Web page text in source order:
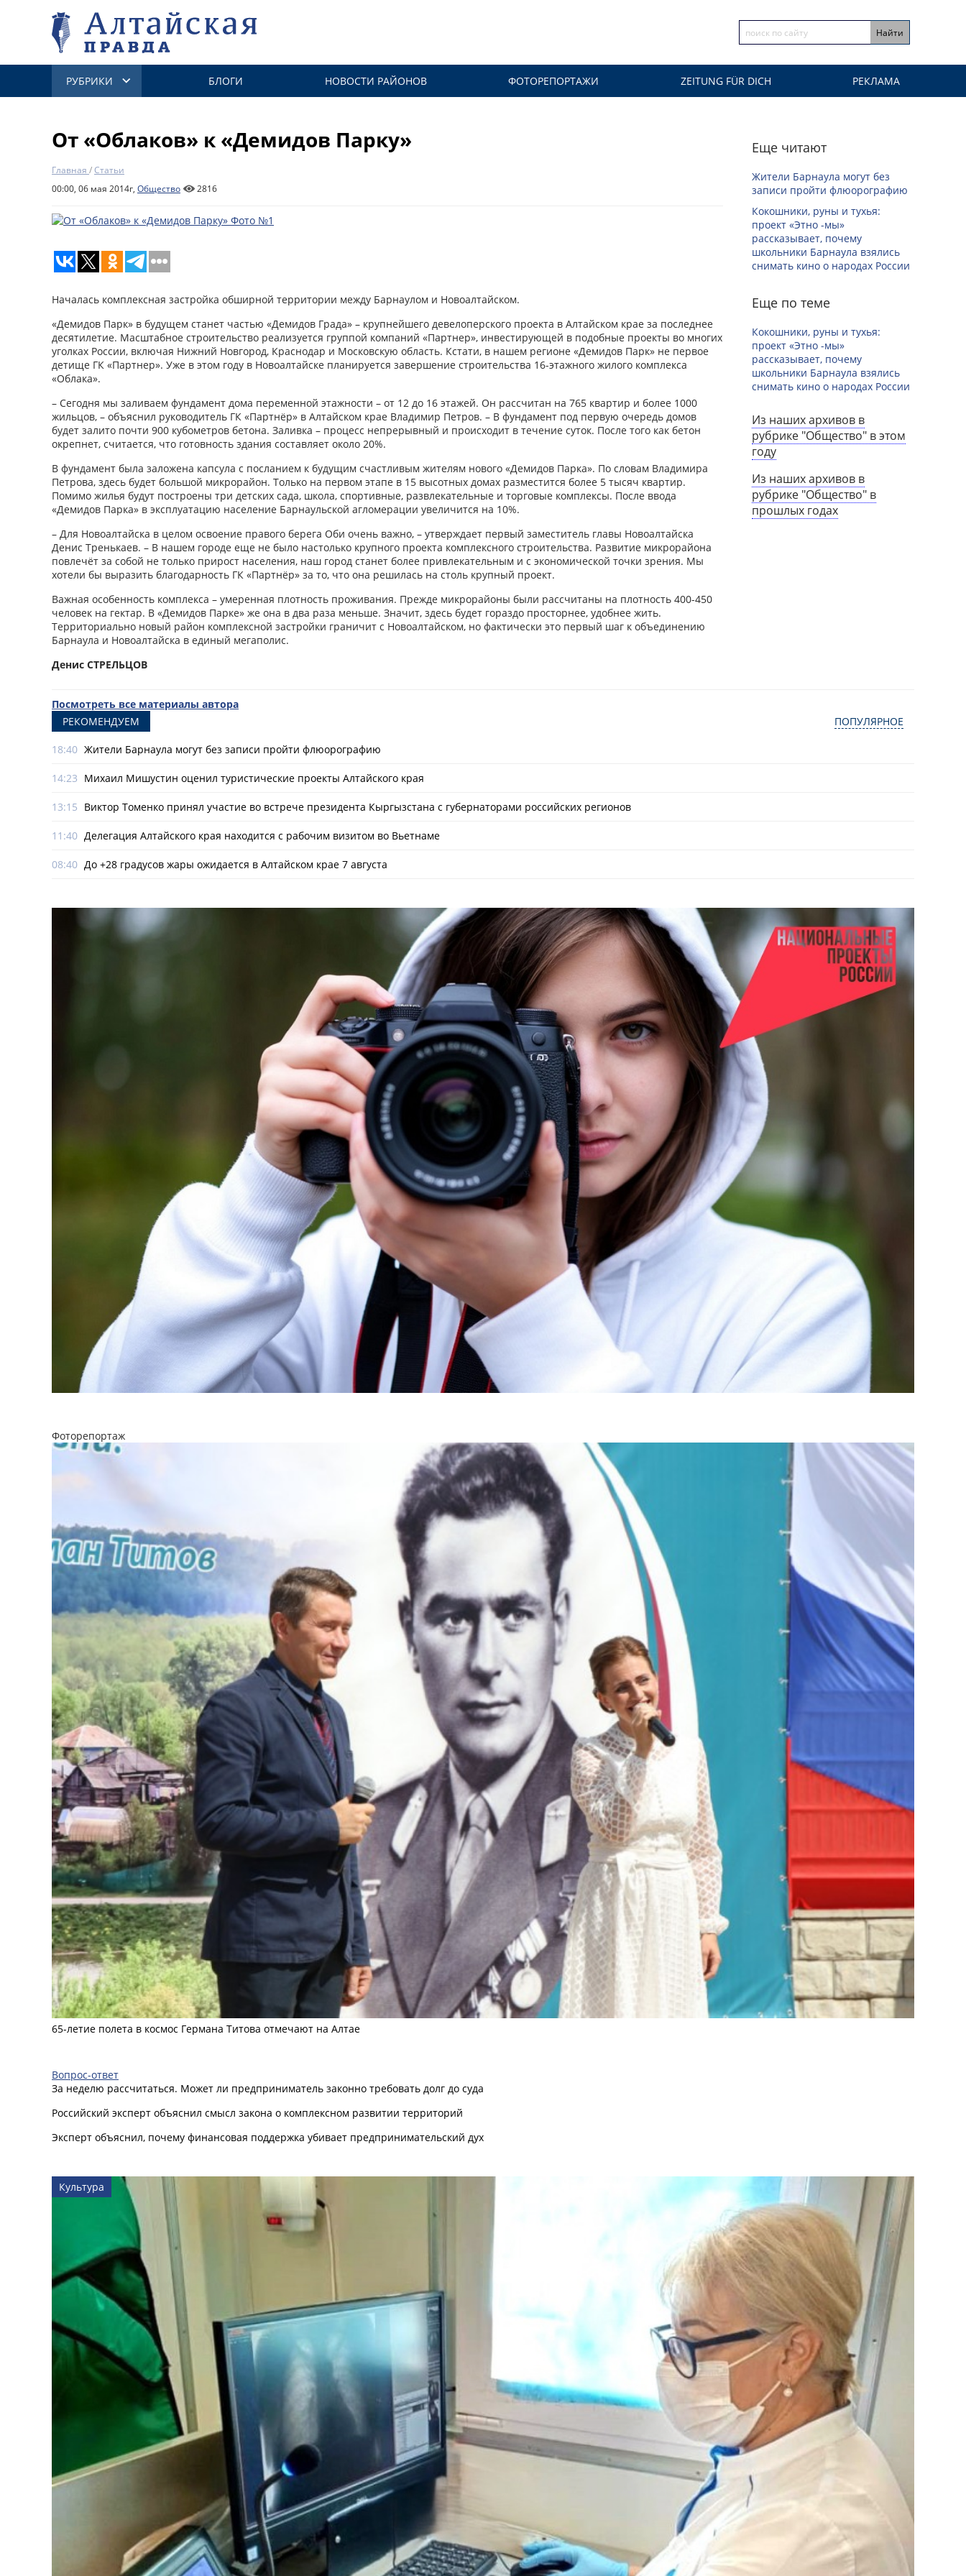
РУБРИКИ БЛОГИ НОВОСТИ РАЙОНОВ ФОТОРЕПОРТАЖИ ZEITUNG FÜR DICH РЕКЛАМА
От «Облаков» к «Демидов Парку»
Главная /Статьи
00:00, 06 мая 2014г, Общество 2816
Началась комплексная застройка обширной территории между Барнаулом и Новоалтайском.
«Демидов Парк» в будущем станет частью «Демидов Града» – крупнейшего девелоперского проекта в Алтайском крае за последнее
десятилетие. Масштабное строительство реализуется группой компаний «Партнер», инвестирующей в подобные проекты во многих
уголках России, включая Нижний Новгород, Краснодар и Московскую область. Кстати, в нашем регионе «Демидов Парк» не первое
детище ГК «Партнер». Уже в этом году в Новоалтайске планируется завершение строительства 16-этажного жилого комплекса
«Облака».
– Сегодня мы заливаем фундамент дома переменной этажности – от 12 до 16 этажей. Он рассчитан на 765 квартир и более 1000
жильцов, – объяснил руководитель ГК «Партнёр» в Алтайском крае Владимир Петров. – В фундамент под первую очередь домов
будет залито почти 900 кубометров бетона. Заливка – процесс непрерывный и происходит в течение суток. После того как бетон
окрепнет, считается, что готовность здания составляет около 20%.
В фундамент была заложена капсула с посланием к будущим счастливым жителям нового «Демидов Парка». По словам Владимира
Петрова, здесь будет большой микрорайон. Только на первом этапе в 15 высотных домах разместится более 5 тысяч квартир.
Помимо жилья будут построены три детских сада, школа, спортивные, развлекательные и торговые комплексы. После ввода
«Демидов Парка» в эксплуатацию население Барнаульской агломерации увеличится на 10%.
– Для Новоалтайска в целом освоение правого берега Оби очень важно, – утверждает первый заместитель главы Новоалтайска
Денис Тренькаев. – В нашем городе еще не было настолько крупного проекта комплексного строительства. Развитие микрорайона
повлечёт за собой не только прирост населения, наш город станет более привлекательным и с экономической точки зрения. Мы
хотели бы выразить благодарность ГК «Партнёр» за то, что она решилась на столь крупный проект.
Важная особенность комплекса – умеренная плотность проживания. Прежде микрорайоны были рассчитаны на плотность 400-450
человек на гектар. В «Демидов Парке» же она в два раза меньше. Значит, здесь будет гораздо просторнее, удобнее жить.
Территориально новый район комплексной застройки граничит с Новоалтайском, но фактически это первый шаг к объединению
Барнаула и Новоалтайска в единый мегаполис.
Денис СТРЕЛЬЦОВ
Еще читают
Жители Барнаула могут без
записи пройти флюорографию
Кокошники, руны и тухья:
проект «Этно -мы»
рассказывает, почему
школьники Барнаула взялись
снимать кино о народах России
Еще по теме
Кокошники, руны и тухья:
проект «Этно -мы»
рассказывает, почему
школьники Барнаула взялись
снимать кино о народах России
Из наших архивов в
рубрике "Общество" в этом
году
Из наших архивов в
рубрике "Общество" в
прошлых годах
Посмотреть все материалы автора
РЕКОМЕНДУЕМ
ПОПУЛЯРНОЕ
18:40 Жители Барнаула могут без записи пройти флюорографию
14:23 Михаил Мишустин оценил туристические проекты Алтайского края
13:15 Виктор Томенко принял участие во встрече президента Кыргызстана с губернаторами российских регионов
11:40 Делегация Алтайского края находится с рабочим визитом во Вьетнаме
08:40 До +28 градусов жары ожидается в Алтайском крае 7 августа
Фоторепортаж
65-летие полета в космос Германа Титова отмечают на Алтае
Вопрос-ответ
За неделю рассчитаться. Может ли предприниматель законно требовать долг до суда
Российский эксперт объяснил смысл закона о комплексном развитии территорий
Эксперт объяснил, почему финансовая поддержка убивает предпринимательский дух
Культура